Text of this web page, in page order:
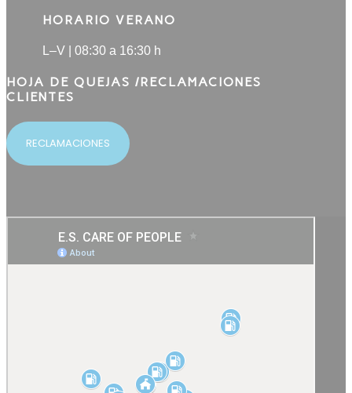
HORARIO VERANO
L–V | 08:30 a 16:30 h
HOJA DE QUEJAS /RECLAMACIONES
CLIENTES
RECLAMACIONES